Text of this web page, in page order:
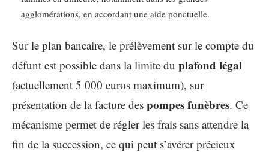
agglomérations, en accordant une aide ponctuelle.
Sur le plan bancaire, le prélèvement sur le compte du
défunt est possible dans la limite du plafond légal
(actuellement 5 000 euros maximum), sur
présentation de la facture des pompes funèbres. Ce
mécanisme permet de régler les frais sans attendre la
fin de la succession, ce qui peut s’avérer précieux